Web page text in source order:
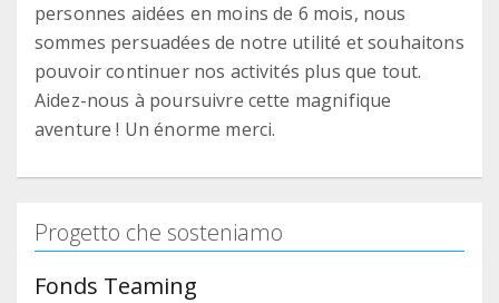
personnes aidées en moins de 6 mois, nous
sommes persuadées de notre utilité et souhaitons
pouvoir continuer nos activités plus que tout.
Aidez-nous à poursuivre cette magnifique
aventure ! Un énorme merci.
Progetto che sosteniamo
Fonds Teaming